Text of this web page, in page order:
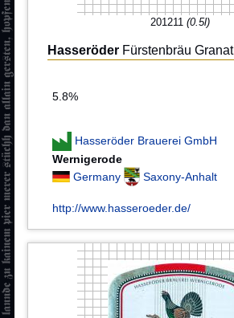
201211 (0.5l)
Hasseröder Fürstenbräu Granat
5.8%
Hasseröder Brauerei GmbH
Wernigerode
Germany
Saxony-Anhalt
http://www.hasseroeder.de/